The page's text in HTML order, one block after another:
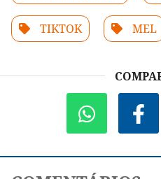
TIKTOK MEL